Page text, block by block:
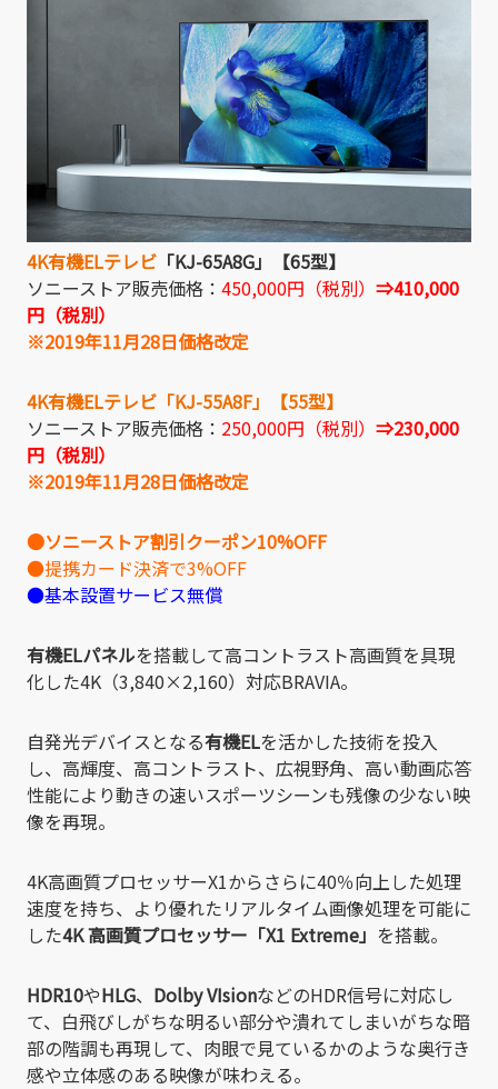
4K有機ELテレビ 「KJ-65A8G」【65型】
ソニーストア販売価格： 450,000円（税別） ⇒410,000
円（税別）
※2019年11月28日価格改定
4K有機ELテレビ「KJ-55A8F」【55型】
ソニーストア販売価格： 250,000円（税別） ⇒230,000
円（税別）
※2019年11月28日価格改定
●ソニーストア割引クーポン10%OFF
●提携カード決済で3%OFF
●基本設置サービス無償
有機ELパネルを搭載して高コントラスト高画質を具現
化した4K（3,840×2,160）対応BRAVIA。
自発光デバイスとなる有機ELを活かした技術を投入
し、高輝度、高コントラスト、広視野角、高い動画応答
性能により動きの速いスポーツシーンも残像の少ない映
像を再現。
4K高画質プロセッサーX1からさらに40％向上した処理
速度を持ち、より優れたリアルタイム画像処理を可能に
した4K 高画質プロセッサー「X1 Extreme」 を搭載。
HDR10やHLG、 Dolby VIsionなどのHDR信号に対応し
て、白飛びしがちな明るい部分や潰れてしまいがちな暗
部の階調も再現して、肉眼で見ているかのような奥行き
感や立体感のある映像が味わえる。